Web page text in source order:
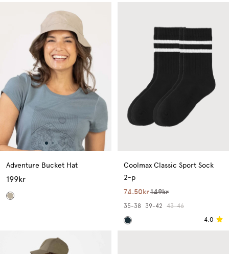
Adventure Bucket Hat
199kr
Coolmax Classic Sport Sock
2-p
74.50kr149kr
35-38 39-42
43-46
4.0